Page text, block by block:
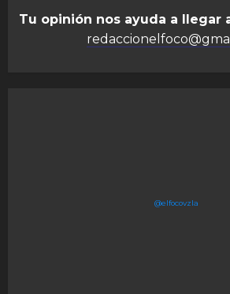
Tu opinión nos ayuda a llegar
@elfocovzla